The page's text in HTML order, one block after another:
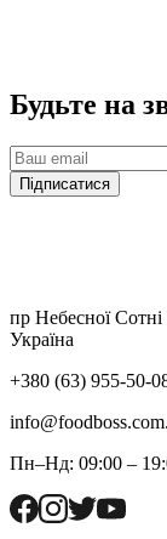
Будьте на
Підписатися
пр Небесної
Україна
+380 (63) 955-50-
Пн–Нд: 09:00 –